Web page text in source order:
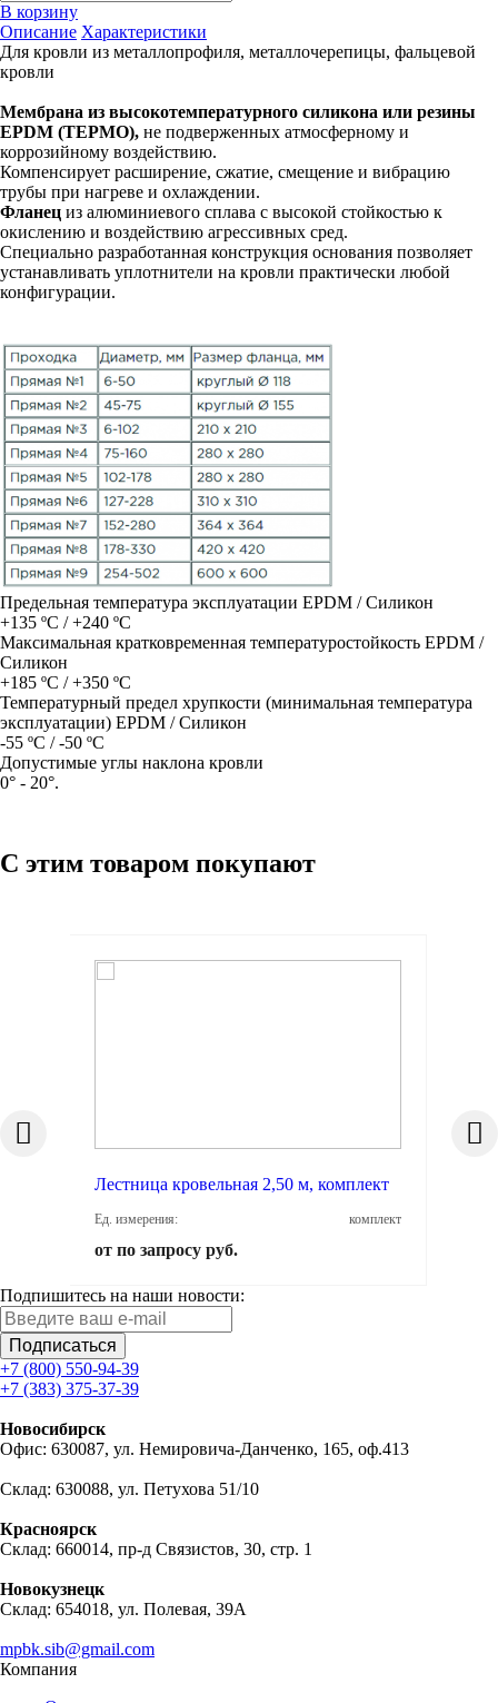
В корзину
Описание Характеристики
Для кровли из металлопрофиля, металлочерепицы, фальцевой
кровли
Мембрана из высокотемпературного силикона или резины
EPDM (ТЕРМО), не подверженных атмосферному и
коррозийному воздействию.
Компенсирует расширение, сжатие, смещение и вибрацию
трубы при нагреве и охлаждении.
Фланец из алюминиевого сплава с высокой стойкостью к
окислению и воздействию агрессивных сред.
Специально разработанная конструкция основания позволяет
устанавливать уплотнители на кровли практически любой
конфигурации.
Предельная температура эксплуатации EPDM / Силикон
+135 ºC / +240 ºC
Максимальная кратковременная температуростойкость EPDM /
Силикон
+185 ºC / +350 ºC
Температурный предел хрупкости (минимальная температура
эксплуатации) EPDM / Силикон
-55 ºC / -50 ºC
Допустимые углы наклона кровли
0° - 20°.
С этим товаром покупают
Лестница кровельная 2,50 м, комплект
Ед. измерения: комплект
от по запросу руб.
Подпишитесь на наши новости:
Подписаться
+7 (800) 550-94-39
+7 (383) 375-37-39
Новосибирск
Офис: 630087, ул. Немировича-Данченко, 165, оф.413
Склад: 630088, ул. Петухова 51/10
Красноярск
Склад: 660014, пр-д Связистов, 30, стр. 1
Новокузнецк
Склад: 654018, ул. Полевая, 39А
mpbk.sib@gmail.com
Компания